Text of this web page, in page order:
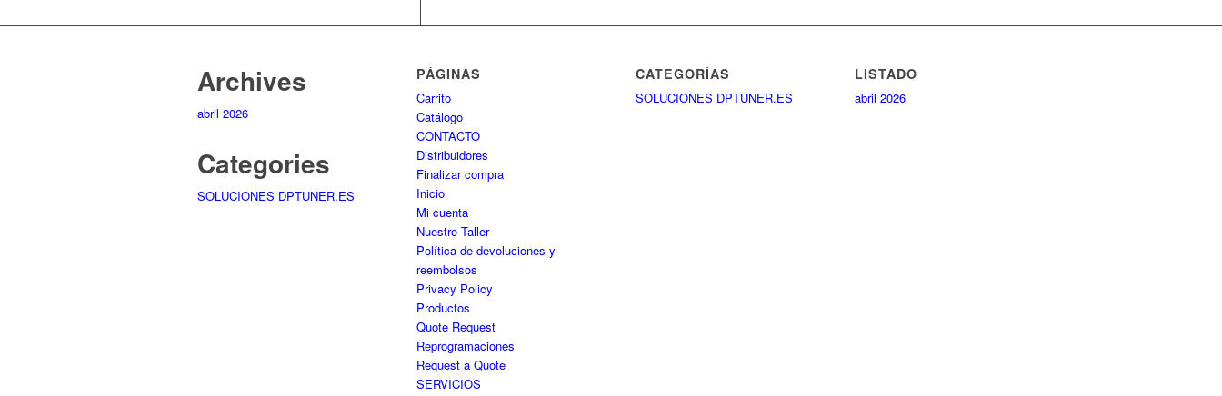
Archives
abril 2026
Categories
SOLUCIONES DPTUNER.ES
PÁGINAS
Carrito
Catálogo
CONTACTO
Distribuidores
Finalizar compra
Inicio
Mi cuenta
Nuestro Taller
Política de devoluciones y
reembolsos
Privacy Policy
Productos
Quote Request
Reprogramaciones
Request a Quote
SERVICIOS
CATEGORÍAS
SOLUCIONES DPTUNER.ES
LISTADO
abril 2026